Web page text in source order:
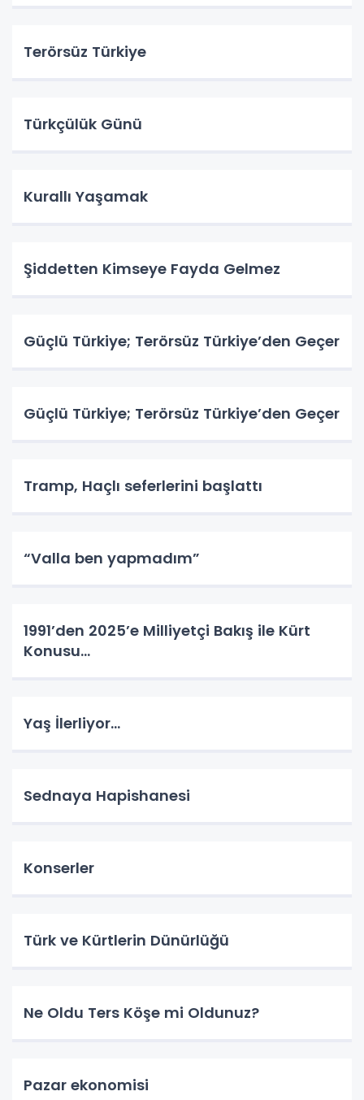
Terörsüz Türkiye
Türkçülük Günü
Kurallı Yaşamak
Şiddetten Kimseye Fayda Gelmez
Güçlü Türkiye; Terörsüz Türkiye’den Geçer
Güçlü Türkiye; Terörsüz Türkiye’den Geçer
Tramp, Haçlı seferlerini başlattı
“Valla ben yapmadım”
1991’den 2025’e Milliyetçi Bakış ile Kürt
Konusu…
Yaş İlerliyor…
Sednaya Hapishanesi
Konserler
Türk ve Kürtlerin Dünürlüğü
Ne Oldu Ters Köşe mi Oldunuz?
Pazar ekonomisi